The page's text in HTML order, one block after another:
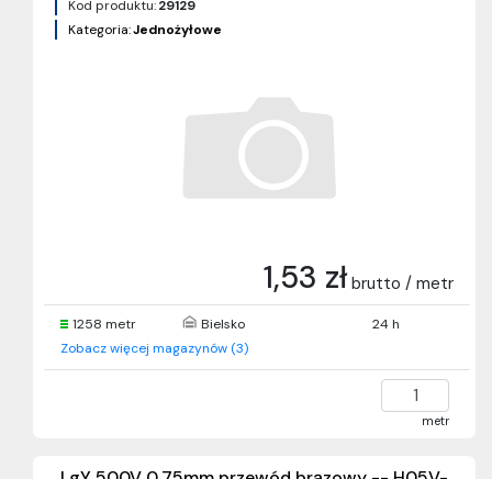
Kod produktu:29129
Kategoria:Jednożyłowe
1,53 zł brutto / metr
1258 metr Bielsko
24 h
Zobacz więcej magazynów (3)
metr